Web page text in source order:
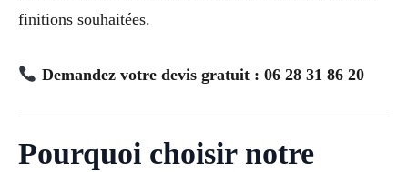
finitions souhaitées.
Demandez votre devis gratuit : 06 28 31 86 20
Pourquoi choisir notre